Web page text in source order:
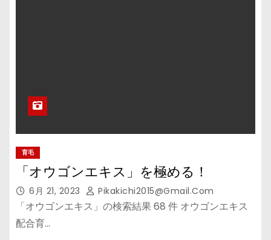
育毛
「オウゴンエキス」を極める！
6月 21, 2023 Pikakichi2015@gmail.com
「オウゴンエキス」の検索結果 68 件 オウゴンエキス
配合育…